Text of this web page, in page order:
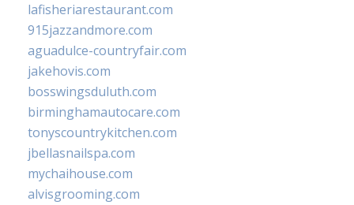
lafisheriarestaurant.com
915jazzandmore.com
aguadulce-countryfair.com
jakehovis.com
bosswingsduluth.com
birminghamautocare.com
tonyscountrykitchen.com
jbellasnailspa.com
mychaihouse.com
alvisgrooming.com